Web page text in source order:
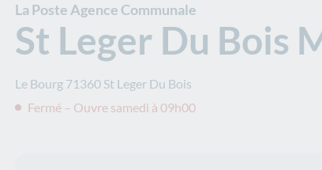
La Poste Agence Communale
St Leger Du Bois
Le Bourg 71360 St Leger Du Bois
Fermé – Ouvre samedi à 09h00